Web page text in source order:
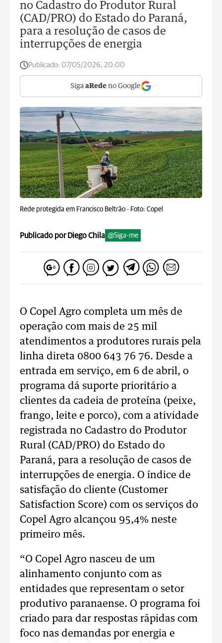
no Cadastro do Produtor Rural
(CAD/PRO) do Estado do Paraná,
para a resolução de casos de
interrupções de energia
Publicado: 07/05/2026, 20:00
Siga aRede no Google
Rede protegida em Francisco Beltrão - Foto: Copel
Publicado por Diego Chila @Siga-me
O Copel Agro completa um mês de
operação com mais de 25 mil
atendimentos a produtores rurais pela
linha direta 0800 643 76 76. Desde a
entrada em serviço, em 6 de abril, o
programa dá suporte prioritário a
clientes da cadeia de proteína (peixe,
frango, leite e porco), com a atividade
registrada no Cadastro do Produtor
Rural (CAD/PRO) do Estado do
Paraná, para a resolução de casos de
interrupções de energia. O índice de
satisfação do cliente (Customer
Satisfaction Score) com os serviços do
Copel Agro alcançou 95,4% neste
primeiro mês.
“O Copel Agro nasceu de um
alinhamento conjunto com as
entidades que representam o setor
produtivo paranaense. O programa foi
criado para dar respostas rápidas com
foco nas demandas por energia e